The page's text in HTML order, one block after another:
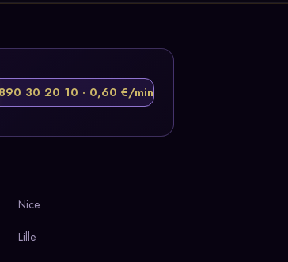
30 20 10 · 0,60 €/min
Nice
Lille